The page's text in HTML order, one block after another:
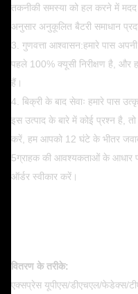
तकनीकी समस्या को हल करने में
अनुसार अनुकूलित बैटरी समाधान
3. गुणवत्ता आश्वासन:हमारे पास अपनी
पहले 100% क्यूसी निरीक्षण है, और
हैं।
4. बिक्री के बाद सेवाः हमारे पास
इस उत्पाद के बारे में कोई प्रश्न है,
करें, हम आपको 12 घंटे के भीतर
5ग्राहक की आवश्यकताओं के आधार
ऑर्डर स्वीकार करें।
वितरण के तरीके:
एक्सप्रेस यूपीएस/डीएचएल/फेडेक्स/